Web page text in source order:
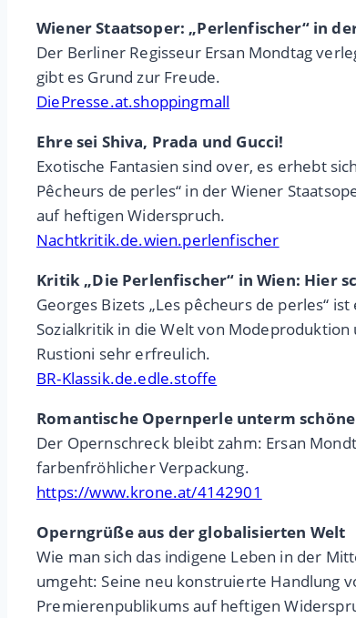
Wiener Staatsoper: „Perlenfischer“ in
Der Berliner Regisseur Ersan Mondtag
gibt es Grund zur Freude.
DiePresse.at.shoppingmall
Ehre sei Shiva, Prada und Gucci!
Exotische Fantasien sind over, es erhebt
Pêcheurs de perles“ in der Wiener
auf heftigen Widerspruch.
Nachtkritik.de.wien.perlenfischer
Kritik „Die Perlenfischer“ in Wien: Hier
Georges Bizets „Les pêcheurs de perles“
Sozialkritik in die Welt von
Rustioni sehr erfreulich.
BR-Klassik.de.edle.stoffe
Romantische Opernperle unterm
Der Opernschreck bleibt zahm: Ersan
farbenfröhlicher Verpackung.
https://www.krone.at/4142901
Operngrüße aus der globalisierten Welt
Wie man sich das indigene Leben in der
umgeht: Seine neu konstruierte Handlung
Premierenpublikums auf heftigen